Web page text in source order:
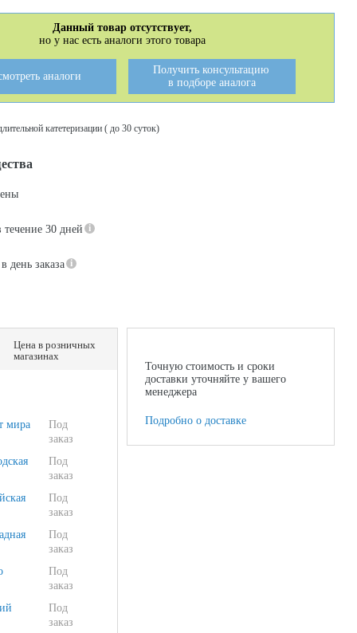
Данный товар отсутствует,
но у нас есть аналоги этого товара
аналоги
Получить консультацию
в подборе аналога
катетеризации ( до 30 суток)
течение 30 дней
день заказа
Цена в розничных
магазинах
мира
Под
заказ
Под
заказ
Под
заказ
Под
заказ
Под
заказ
Под
заказ
Точную стоимость и сроки
доставки уточняйте у вашего
менеджера
Подробно о доставке